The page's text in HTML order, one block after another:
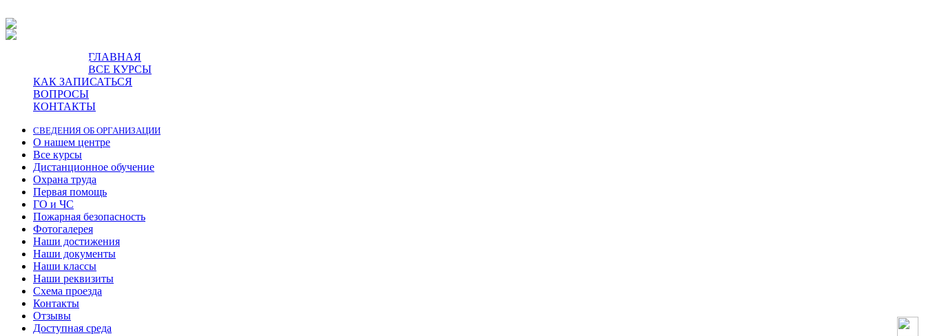
пр-т Ленина, 5.ГЛАВНАЯ
ВСЕ КУРСЫ
КАК ЗАПИСАТЬСЯ
ВОПРОСЫ
КОНТАКТЫ
СВЕДЕНИЯ ОБ ОРГАНИЗАЦИИ
О нашем центре
Все курсы
Дистанционное обучение
Охрана труда
Первая помощь
ГО и ЧС
Пожарная безопасность
Фотогалерея
Наши достижения
Наши документы
Наши классы
Наши реквизиты
Схема проезда
Контакты
Отзывы
Доступная среда